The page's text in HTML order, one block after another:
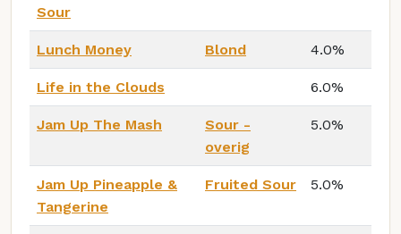
Sour
Lunch Money Blond 4.0%
Life in the Clouds 6.0%
Jam Up The Mash
Sour -
overig
5.0%
Jam Up Pineapple &
Tangerine
Fruited Sour 5.0%